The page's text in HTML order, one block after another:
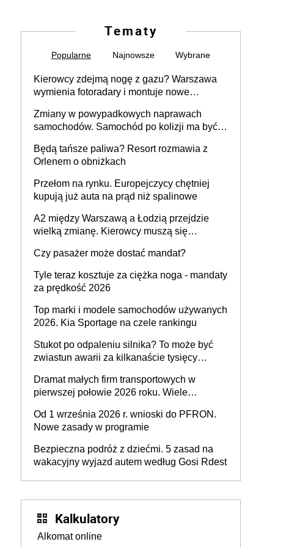
Tematy
Popularne Najnowsze Wybrane
Kierowcy zdejmą nogę z gazu? Warszawa
wymienia fotoradary i montuje nowe
Zmiany w powypadkowych naprawach
samochodów. Samochód po kolizji ma być
technologią producenta
Będą tańsze paliwa? Resort rozmawia z
Orlenem o obniżkach
Przełom na rynku. Europejczycy chętniej
kupują już auta na prąd niż spalinowe
A2 między Warszawą a Łodzią przejdzie
wielką zmianę. Kierowcy muszą się
Czy pasażer może dostać mandat?
Tyle teraz kosztuje za ciężka noga - mandaty
za prędkość 2026
Top marki i modele samochodów używanych
2026. Kia Sportage na czele rankingu
Stukot po odpaleniu silnika? To może być
zwiastun awarii za kilkanaście tysięcy
Dramat małych firm transportowych w
pierwszej połowie 2026 roku. Wiele
Od 1 września 2026 r. wnioski do PFRON.
Nowe zasady w programie
Bezpieczna podróż z dziećmi. 5 zasad na
wakacyjny wyjazd autem według Gosi Rdest
Kalkulatory
Alkomat online